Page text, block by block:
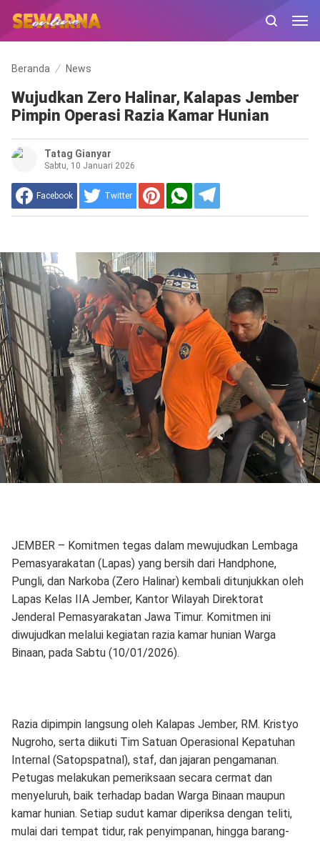
Beranda News
Wujudkan Zero Halinar, Kalapas Jember
Pimpin Operasi Razia Kamar Hunian
Tatag Gianyar
Sabtu, 10 Januari 2026
Facebook Twitter
JEMBER – Komitmen tegas dalam mewujudkan Lembaga
Pemasyarakatan (Lapas) yang bersih dari Handphone,
Pungli, dan Narkoba (Zero Halinar) kembali ditunjukkan oleh
Lapas Kelas IIA Jember, Kantor Wilayah Direktorat
Jenderal Pemasyarakatan Jawa Timur. Komitmen ini
diwujudkan melalui kegiatan razia kamar hunian Warga
Binaan, pada Sabtu (10/01/2026).
Razia dipimpin langsung oleh Kalapas Jember, RM. Kristyo
Nugroho, serta diikuti Tim Satuan Operasional Kepatuhan
Internal (Satopspatnal), staf, dan jajaran pengamanan.
Petugas melakukan pemeriksaan secara cermat dan
menyeluruh, baik terhadap badan Warga Binaan maupun
kamar hunian. Setiap sudut kamar diperiksa dengan teliti,
mulai dari tempat tidur, rak penyimpanan, hingga barang-